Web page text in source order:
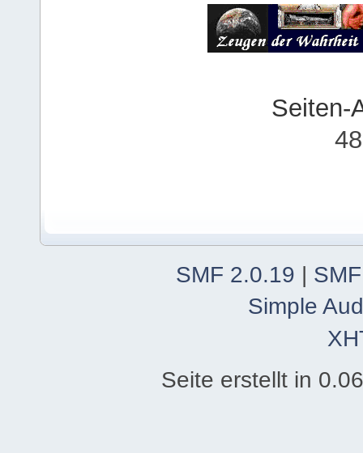
Seiten-
SMF 2.0.19 |
Simple
Seite erstellt in